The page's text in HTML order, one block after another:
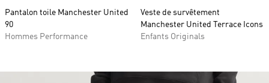
Pantalon toile Manchester United
90
Hommes Performance
Veste de survêtement
Manchester United Terrace Icons
Enfants Originals